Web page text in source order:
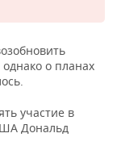
о планах
участие в
Дональд